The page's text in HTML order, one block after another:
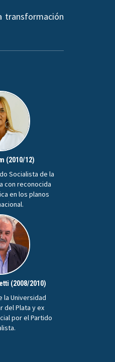
transformación
(2010/12)
Socialista de la
con reconocida
en los planos
(2008/2010)
la Universidad
del Plata y ex
por el Partido